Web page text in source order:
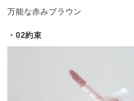
万能な赤みブラウン
・02約束